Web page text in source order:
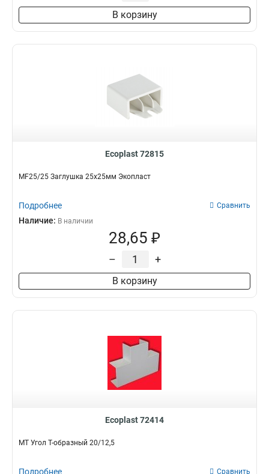
В корзину
Ecoplast 72815
MF25/25 Заглушка 25х25мм Экопласт
Подробнее Сравнить
Наличие: В наличии
28,65 ₽
– +
В корзину
Ecoplast 72414
MT Угол Т-образный 20/12,5
Подробнее Сравнить